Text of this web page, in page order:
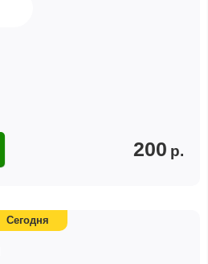
200 р.
Сегодня